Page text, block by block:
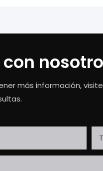
más información,